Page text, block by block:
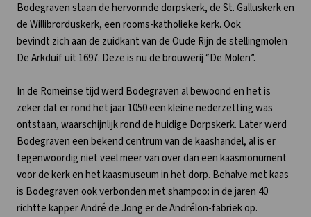
Bodegraven staan de hervormde dorpskerk, de St. Galluskerk en
de Willibrorduskerk, een rooms-katholieke kerk. Ook
bevindt zich aan de zuidkant van de Oude Rijn de stellingmolen
De Arkduif uit 1697. Deze is nu de brouwerij “De Molen”.
In de Romeinse tijd werd Bodegraven al bewoond en het is
zeker dat er rond het jaar 1050 een kleine nederzetting was
ontstaan, waarschijnlijk rond de huidige Dorpskerk. Later werd
Bodegraven een bekend centrum van de kaashandel, al is er
tegenwoordig niet veel meer van over dan een kaasmonument
voor de kerk en het kaasmuseum in het dorp. Behalve met kaas
is Bodegraven ook verbonden met shampoo: in de jaren 40
richtte kapper André de Jong er de Andrélon-fabriek op.